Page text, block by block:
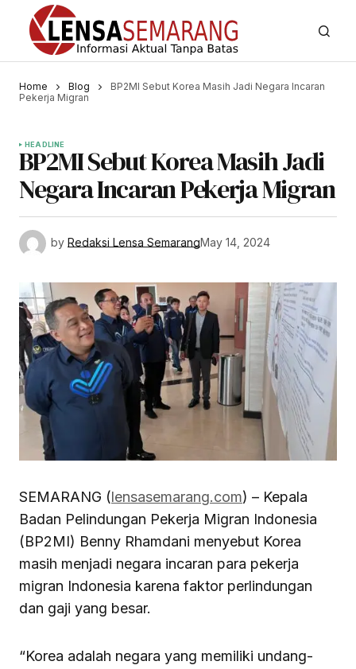
Home Blog
BP2MI Sebut Korea Masih Jadi Negara Incaran
Pekerja Migran
HEADLINE
BP2MI Sebut Korea Masih Jadi
Negara Incaran Pekerja Migran
by Redaksi Lensa SemarangMay 14, 2024
SEMARANG (lensasemarang.com) – Kepala
Badan Pelindungan Pekerja Migran Indonesia
(BP2MI) Benny Rhamdani menyebut Korea
masih menjadi negara incaran para pekerja
migran Indonesia karena faktor perlindungan
dan gaji yang besar.
“Korea adalah negara yang memiliki undang-